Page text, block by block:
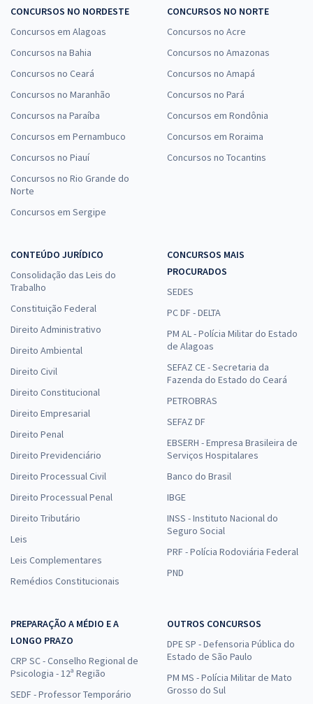
CONCURSOS NO NORDESTE
Concursos em Alagoas
Concursos na Bahia
Concursos no Ceará
Concursos no Maranhão
Concursos na Paraíba
Concursos em Pernambuco
Concursos no Piauí
Concursos no Rio Grande do
Norte
Concursos em Sergipe
CONCURSOS NO NORTE
Concursos no Acre
Concursos no Amazonas
Concursos no Amapá
Concursos no Pará
Concursos em Rondônia
Concursos em Roraima
Concursos no Tocantins
CONTEÚDO JURÍDICO
Consolidação das Leis do
Trabalho
Constituição Federal
Direito Administrativo
Direito Ambiental
Direito Civil
Direito Constitucional
Direito Empresarial
Direito Penal
Direito Previdenciário
Direito Processual Civil
Direito Processual Penal
Direito Tributário
Leis
Leis Complementares
Remédios Constitucionais
CONCURSOS MAIS
PROCURADOS
SEDES
PC DF - DELTA
PM AL - Polícia Militar do Estado
de Alagoas
SEFAZ CE - Secretaria da
Fazenda do Estado do Ceará
PETROBRAS
SEFAZ DF
EBSERH - Empresa Brasileira de
Serviços Hospitalares
Banco do Brasil
IBGE
INSS - Instituto Nacional do
Seguro Social
PRF - Polícia Rodoviária Federal
PND
PREPARAÇÃO A MÉDIO E A
LONGO PRAZO
CRP SC - Conselho Regional de
Psicologia - 12ª Região
SEDF - Professor Temporário
OUTROS CONCURSOS
DPE SP - Defensoria Pública do
Estado de São Paulo
PM MS - Polícia Militar de Mato
Grosso do Sul